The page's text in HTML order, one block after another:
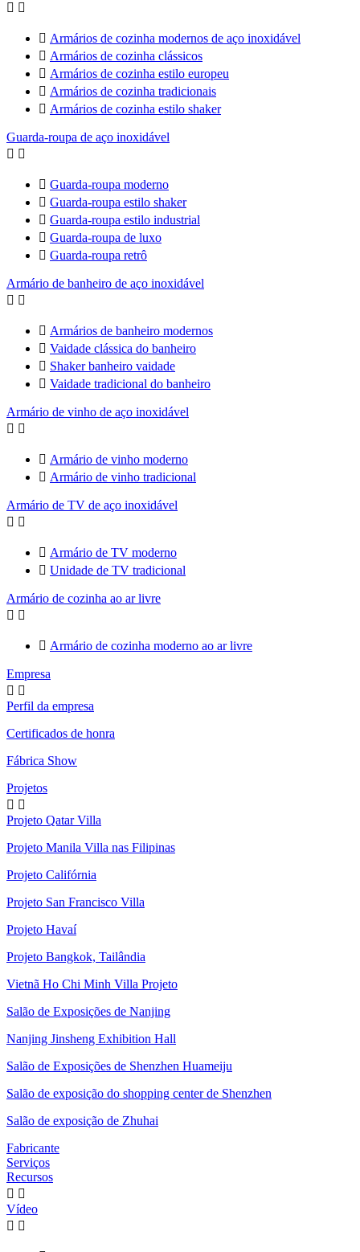
 
 Armários de cozinha modernos de aço inoxidável
 Armários de cozinha clássicos
 Armários de cozinha estilo europeu
 Armários de cozinha tradicionais
 Armários de cozinha estilo shaker
Guarda-roupa de aço inoxidável
 
 Guarda-roupa moderno
 Guarda-roupa estilo shaker
 Guarda-roupa estilo industrial
 Guarda-roupa de luxo
 Guarda-roupa retrô
Armário de banheiro de aço inoxidável
 
 Armários de banheiro modernos
 Vaidade clássica do banheiro
 Shaker banheiro vaidade
 Vaidade tradicional do banheiro
Armário de vinho de aço inoxidável
 
 Armário de vinho moderno
 Armário de vinho tradicional
Armário de TV de aço inoxidável
 
 Armário de TV moderno
 Unidade de TV tradicional
Armário de cozinha ao ar livre
 
 Armário de cozinha moderno ao ar livre
Empresa
 
Perfil da empresa
Certificados de honra
Fábrica Show
Projetos
 
Projeto Qatar Villa
Projeto Manila Villa nas Filipinas
Projeto Califórnia
Projeto San Francisco Villa
Projeto Havaí
Projeto Bangkok, Tailândia
Vietnã Ho Chi Minh Villa Projeto
Salão de Exposições de Nanjing
Nanjing Jinsheng Exhibition Hall
Salão de Exposições de Shenzhen Huameiju
Salão de exposição do shopping center de Shenzhen
Salão de exposição de Zhuhai
Fabricante
Serviços
Recursos
 
Vídeo
 